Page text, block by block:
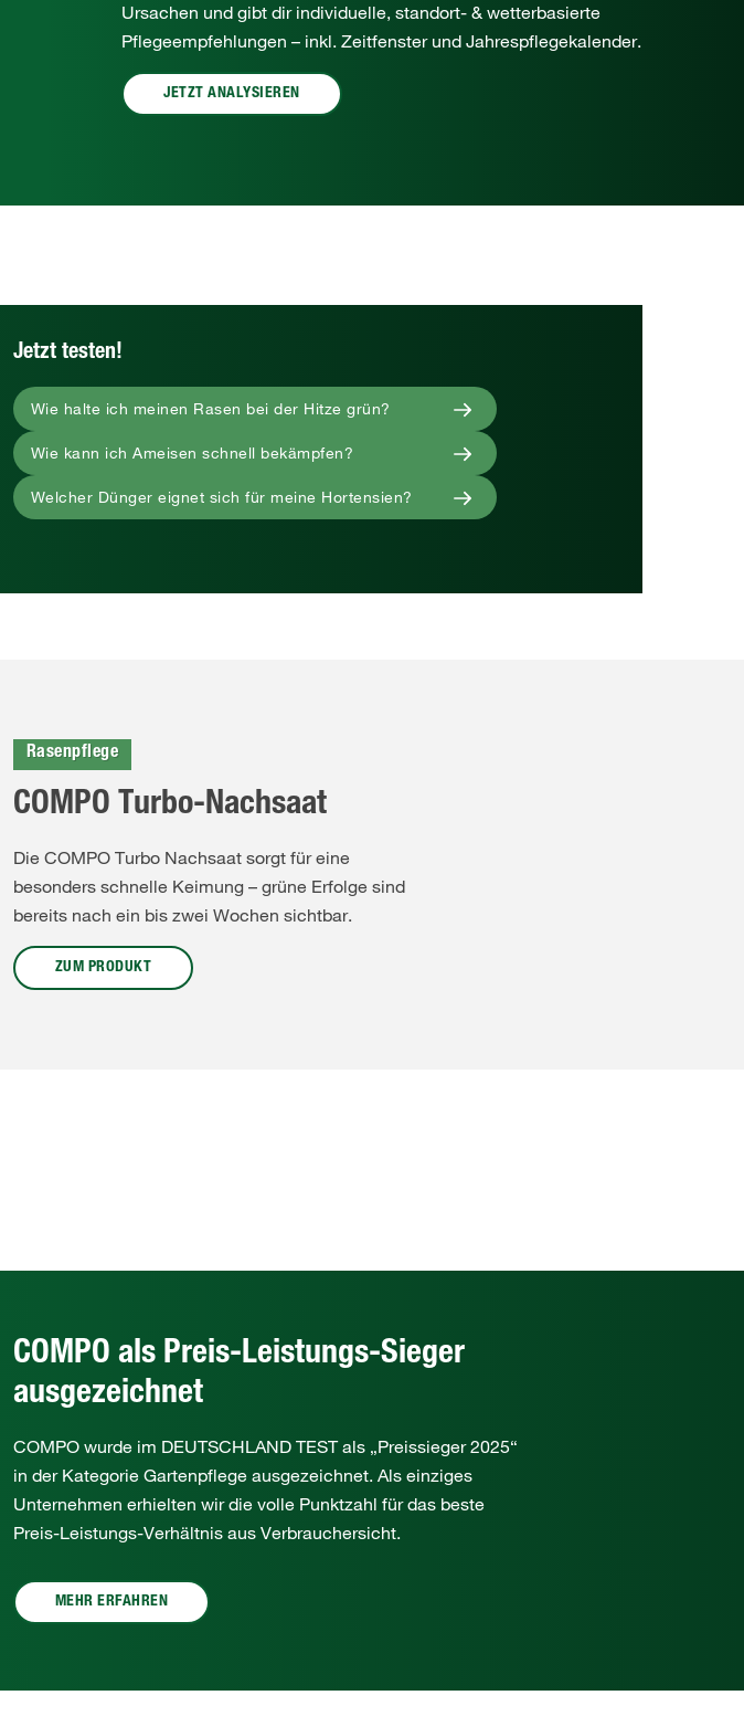
Ursachen und gibt dir individuelle, standort‑ & wetterbasierte
Pflegeempfehlungen – inkl. Zeitfenster und Jahrespflegekalender.
JETZT ANALYSIEREN
Jetzt testen!
Wie halte ich meinen Rasen bei der Hitze grün?
Wie kann ich Ameisen schnell bekämpfen?
Welcher Dünger eignet sich für meine Hortensien?
Rasenpflege
COMPO Turbo-Nachsaat
Die COMPO Turbo Nachsaat sorgt für eine
besonders schnelle Keimung – grüne Erfolge sind
bereits nach ein bis zwei Wochen sichtbar.
ZUM PRODUKT
COMPO als Preis-Leistungs-Sieger
ausgezeichnet
COMPO wurde im DEUTSCHLAND TEST als „Preissieger 2025“
in der Kategorie Gartenpflege ausgezeichnet. Als einziges
Unternehmen erhielten wir die volle Punktzahl für das beste
Preis-Leistungs-Verhältnis aus Verbrauchersicht.
MEHR ERFAHREN